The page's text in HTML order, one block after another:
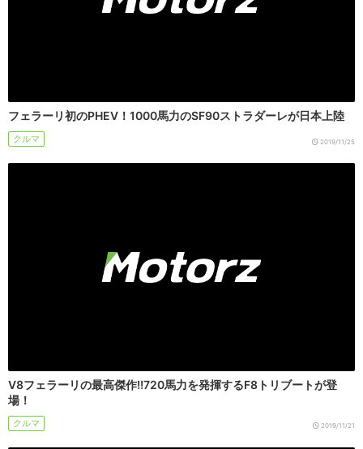
フェラーリ初のPHEV！1000馬力のSF90ストラダーレが日本上陸
クルマ 2019/11/25
V8フェラーリの最高傑作!!720馬力を発揮するF8トリブートが登
場！
クルマ 2019/11/21